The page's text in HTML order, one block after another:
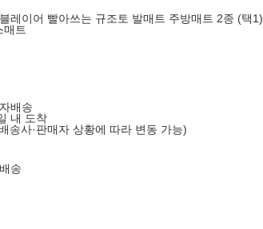
레이어 빨아쓰는 규조토 발매트 주방매트 2종 (택1)
매트
배송
내 도착
송사·판매자 상황에 따라 변동 가능)
송